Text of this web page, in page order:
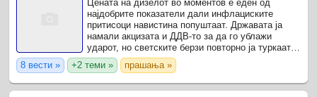
Цената на дизелот во моментов е еден од
најдобрите показатели дали инфлациските
притисоци навистина попуштаат. Државата ја
намали акцизата и ДДВ-то за да го ублажи
ударот, но светските берзи повторно ја туркаат
сметката нагоре.
8 вести » +2 теми » прашања »